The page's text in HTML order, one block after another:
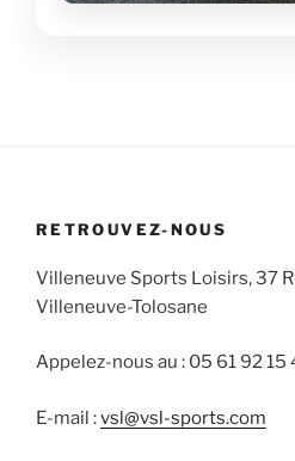
RETROUVEZ-NOUS
Villeneuve Sports Loisirs, 37
Villeneuve-Tolosane
Appelez-nous au : 05 61 92 15
E-mail :vsl@vsl-sports.com